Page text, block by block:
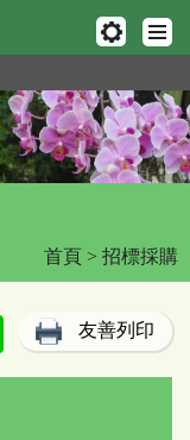
首頁 > 招標採購
Line 友善列印